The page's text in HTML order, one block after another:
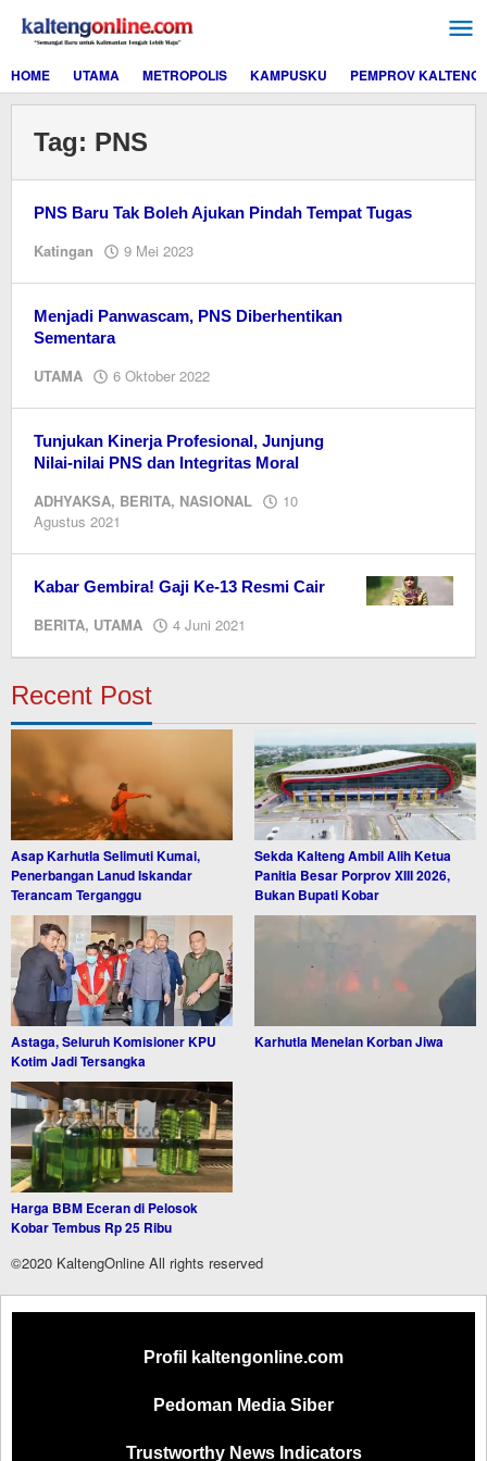
konten
HOME
UTAMA METROPOLIS KAMPUSKU PEMPROV KALTENG
Tag: PNS
PNS Baru Tak Boleh Ajukan Pindah Tempat Tugas
Katingan 9 Mei 2023
Menjadi Panwascam, PNS Diberhentikan
Sementara
UTAMA 6 Oktober 2022
Tunjukan Kinerja Profesional, Junjung
Nilai-nilai PNS dan Integritas Moral
ADHYAKSA, BERITA, NASIONAL
10
Agustus 2021
Kabar Gembira! Gaji Ke-13 Resmi Cair
BERITA, UTAMA 4 Juni 2021
dua
Recent Post
Asap Karhutla Selimuti Kumai,
Penerbangan Lanud Iskandar
Terancam Terganggu
Sekda Kalteng Ambil Alih Ketua
Panitia Besar Porprov XIII 2026,
Bukan Bupati Kobar
Astaga, Seluruh Komisioner KPU
Kotim Jadi Tersangka
Karhutla Menelan Korban Jiwa
Harga BBM Eceran di Pelosok
Kobar Tembus Rp 25 Ribu
©2020 KaltengOnline All rights reserved
Profil kaltengonline.com
Pedoman Media Siber
Trustworthy News Indicators